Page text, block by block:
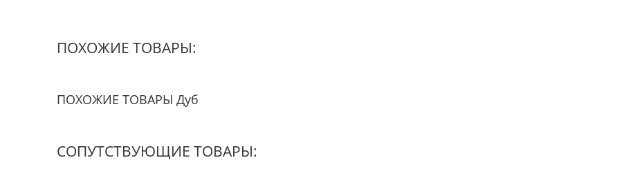
ПОХОЖИЕ ТОВАРЫ:
ПОХОЖИЕ ТОВАРЫ Дуб
СОПУТСТВУЮЩИЕ ТОВАРЫ: